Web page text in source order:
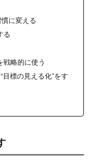
に変える
る
略的に使う
標の見える化”をす